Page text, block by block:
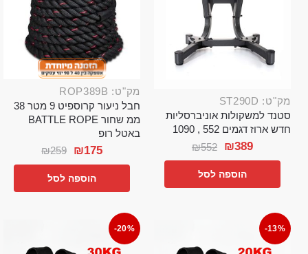
מק"ט: ST290D
סטנד למשקולות אוניברסליות
חדש ארוז דגמים 552 , 1090
₪552 ₪389
הוספה לסל
מק"ט: ROP389B
חבל ניעור קרוספיט 9 מטר 38
ממ שחור BATTLE ROPE
באטל רופ
₪259 ₪175
הוספה לסל
-13%
-20%